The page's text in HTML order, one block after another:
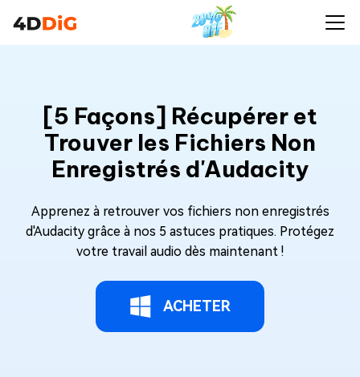
[5 Façons] Récupérer et
Trouver les Fichiers Non
Enregistrés d'Audacity
Apprenez à retrouver vos fichiers non enregistrés
d'Audacity grâce à nos 5 astuces pratiques. Protégez
votre travail audio dès maintenant !
ACHETER